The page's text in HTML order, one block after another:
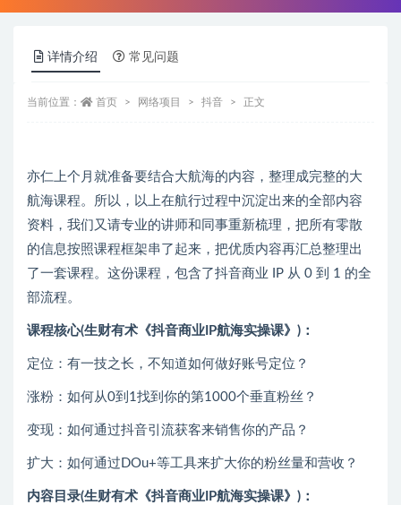
详情介绍 常见问题
当前位置： 首页 网络项目 抖音 正文
亦仁上个月就准备要结合大航海的内容，整理成完整的大
航海课程。所以，以上在航行过程中沉淀出来的全部内容
资料，我们又请专业的讲师和同事重新梳理，把所有零散
的信息按照课程框架串了起来，把优质内容再汇总整理出
了一套课程。这份课程，包含了抖音商业 IP 从 0 到 1 的全
部流程。
课程核心(生财有术《抖音商业IP航海实操课》)：
定位：有一技之长，不知道如何做好账号定位？
涨粉：如何从0到1找到你的第1000个垂直粉丝？
变现：如何通过抖音引流获客来销售你的产品？
扩大：如何通过DOu+等工具来扩大你的粉丝量和营收？
内容目录(生财有术《抖音商业IP航海实操课》)：